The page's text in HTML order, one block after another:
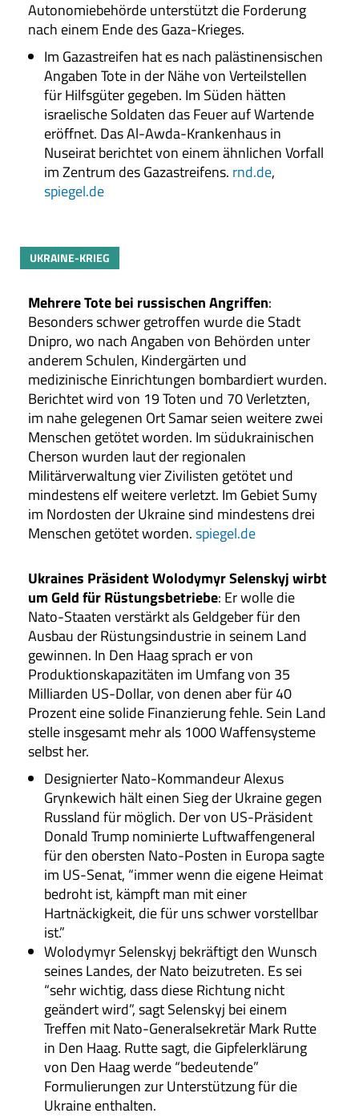
Autonomiebehörde unterstützt die Forderung
nach einem Ende des Gaza-Krieges.
Im Gazastreifen hat es nach palästinensischen
Angaben Tote in der Nähe von Verteilstellen
für Hilfsgüter gegeben. Im Süden hätten
israelische Soldaten das Feuer auf Wartende
eröffnet. Das Al-Awda-Krankenhaus in
Nuseirat berichtet von einem ähnlichen Vorfall
im Zentrum des Gazastreifens. rnd.de,
spiegel.de
UKRAINE-KRIEG
Mehrere Tote bei russischen Angriffen:
Besonders schwer getroffen wurde die Stadt
Dnipro, wo nach Angaben von Behörden unter
anderem Schulen, Kindergärten und
medizinische Einrichtungen bombardiert wurden.
Berichtet wird von 19 Toten und 70 Verletzten,
im nahe gelegenen Ort Samar seien weitere zwei
Menschen getötet worden. Im südukrainischen
Cherson wurden laut der regionalen
Militärverwaltung vier Zivilisten getötet und
mindestens elf weitere verletzt. Im Gebiet Sumy
im Nordosten der Ukraine sind mindestens drei
Menschen getötet worden.spiegel.de
Ukraines Präsident Wolodymyr Selenskyj wirbt
um Geld für Rüstungsbetriebe: Er wolle die
Nato-Staaten verstärkt als Geldgeber für den
Ausbau der Rüstungsindustrie in seinem Land
gewinnen. In Den Haag sprach er von
Produktionskapazitäten im Umfang von 35
Milliarden US-Dollar, von denen aber für 40
Prozent eine solide Finanzierung fehle. Sein Land
stelle insgesamt mehr als 1000 Waffensysteme
selbst her.
Designierter Nato-Kommandeur Alexus
Grynkewich hält einen Sieg der Ukraine gegen
Russland für möglich. Der von US-Präsident
Donald Trump nominierte Luftwaffengeneral
für den obersten Nato-Posten in Europa sagte
im US-Senat, “immer wenn die eigene Heimat
bedroht ist, kämpft man mit einer
Hartnäckigkeit, die für uns schwer vorstellbar
ist.”
Wolodymyr Selenskyj bekräftigt den Wunsch
seines Landes, der Nato beizutreten. Es sei
“sehr wichtig, dass diese Richtung nicht
geändert wird”, sagt Selenskyj bei einem
Treffen mit Nato-Generalsekretär Mark Rutte
in Den Haag. Rutte sagt, die Gipfelerklärung
von Den Haag werde “bedeutende”
Formulierungen zur Unterstützung für die
Ukraine enthalten.